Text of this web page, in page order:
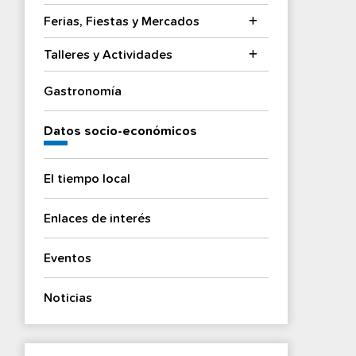
Ferias, Fiestas y Mercados
Talleres y Actividades
Gastronomía
Datos socio-económicos
El tiempo local
Enlaces de interés
Eventos
Noticias